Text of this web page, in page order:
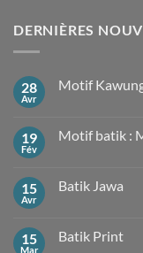
DERNIÈRES
28
Avr
Motif
Motif
19
Fév
Motif batik :
Motif
Mendung
15
Avr
Batik Jawa
Batik
15
Mar
Batik Print